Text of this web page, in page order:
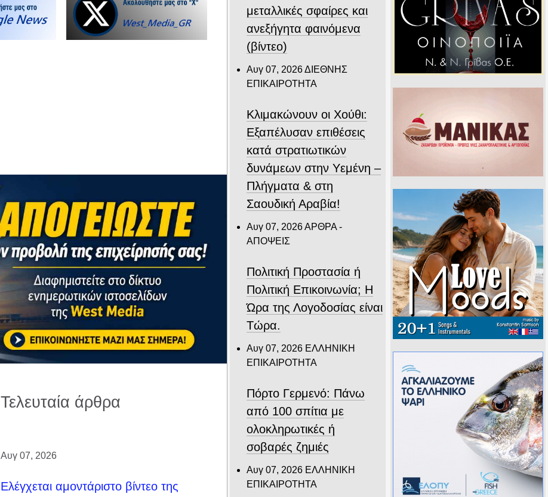
Τελευταία άρθρα
Αυγ 07, 2026
Ελέγχεται αμοντάριστο βίντεο της
μεταλλικές σφαίρες και
ανεξήγητα φαινόμενα
(βίντεο)
Αυγ 07, 2026ΔΙΕΘΝΗΣ
ΕΠΙΚΑΙΡΟΤΗΤΑ
Κλιμακώνουν οι Χούθι:
Eξαπέλυσαν επιθέσεις
κατά στρατιωτικών
δυνάμεων στην Υεμένη –
Πλήγματα & στη
Σαουδική Αραβία!
Αυγ 07, 2026ΑΡΘΡΑ -
ΑΠΟΨΕΙΣ
Πολιτική Προστασία ή
Πολιτική Επικοινωνία; Η
Ώρα της Λογοδοσίας είναι
Τώρα.
Αυγ 07, 2026 ΕΛΛΗΝΙΚΗ
ΕΠΙΚΑΙΡΟΤΗΤΑ
Πόρτο Γερμενό: Πάνω
από 100 σπίτια με
ολοκληρωτικές ή
σοβαρές ζημιές
Αυγ 07, 2026 ΕΛΛΗΝΙΚΗ
ΕΠΙΚΑΙΡΟΤΗΤΑ